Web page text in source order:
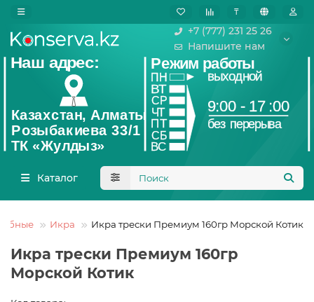
₸
+7 (777) 231 25 26
Напишите нам
Каталог
Икра Икра трески Премиум 160гр Морской Котик
Икра трески Премиум 160гр
Морской Котик